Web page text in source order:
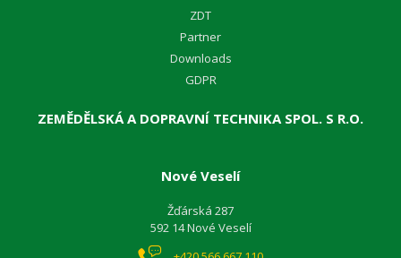
ZDT
Partner
Downloads
GDPR
ZEMĚDĚLSKÁ A DOPRAVNÍ TECHNIKA SPOL. S R.O.
Nové Veselí
Žďárská 287
592 14 Nové Veselí